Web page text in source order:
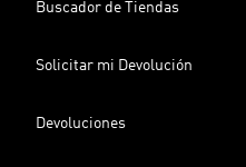
Buscador de Tiendas
Solicitar mi Devolución
Devoluciones